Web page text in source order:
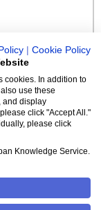
Cookie Policy
cookies. In addition to
use these
and display
click "Accept All."
please click
Knowledge Service.